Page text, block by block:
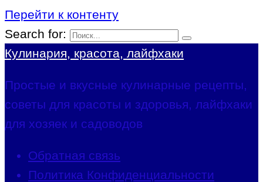
Перейти к контенту
Search for:
Кулинария, красота, лайфхаки
Простые и вкусные кулинарные рецепты,
советы для красоты и здоровья, лайфхаки
для хозяек и садоводов
Обратная связь
Политика Конфиденциальности